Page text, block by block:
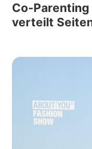
Co-Parenting
verteilt